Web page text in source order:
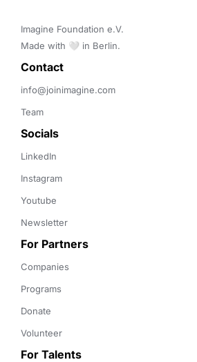
Imagine Foundation e.V.
Made with 🤍 in Berlin.
Contact
info@joinimagine.com
Team
Socials
LinkedIn
Instagram
Youtube
Newsletter
For Partners
Companies
Programs
Donate
Volunteer
For Talents